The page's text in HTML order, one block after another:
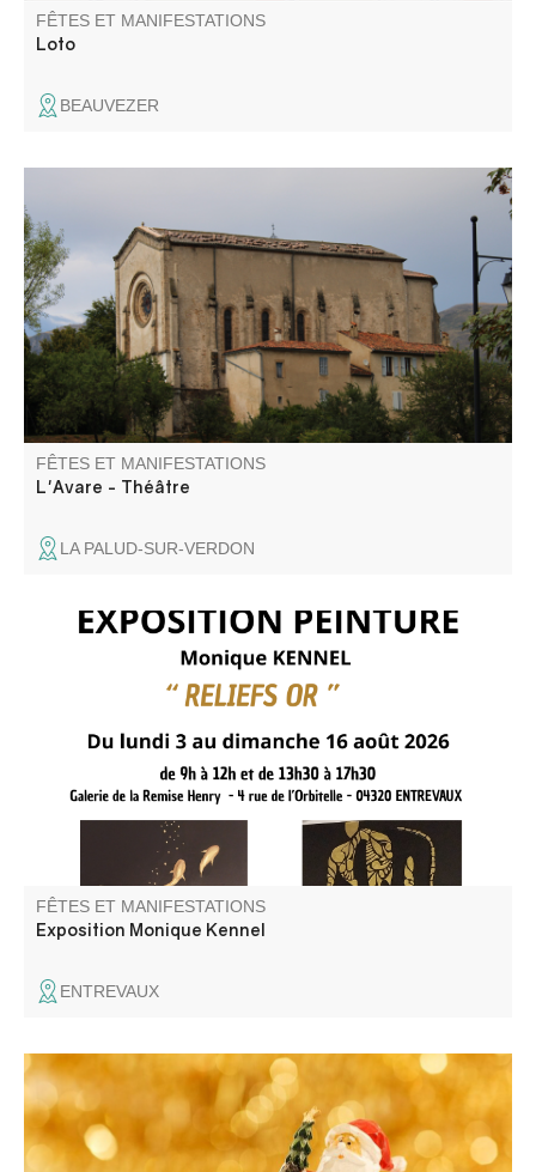
FÊTES ET MANIFESTATIONS
Loto
BEAUVEZER
Molière, par l'atelier théâtre Les Gens d'ici, aborde la folie
de l'avarice, le pouvoir de l'amour et la rébellion contre le
despotisme. Suivi d'un repas partagé.
FÊTES ET MANIFESTATIONS
L'Avare - Théâtre
LA PALUD-SUR-VERDON
Monique Kennel présente sa nouvelle exposition "Reliefs
FÊTES ET MANIFESTATIONS
Exposition Monique Kennel
ENTREVAUX
Venez découvrir de nombreux stands aux couleurs de
Noël et des gourmandises pour raviver vos papilles.